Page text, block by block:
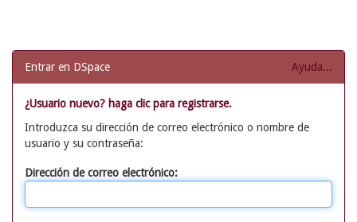
Entrar en DSpace Ayuda...
¿Usuario nuevo? haga clic para registrarse.
Introduzca su dirección de correo electrónico o nombre de
usuario y su contraseña:
Dirección de correo electrónico: